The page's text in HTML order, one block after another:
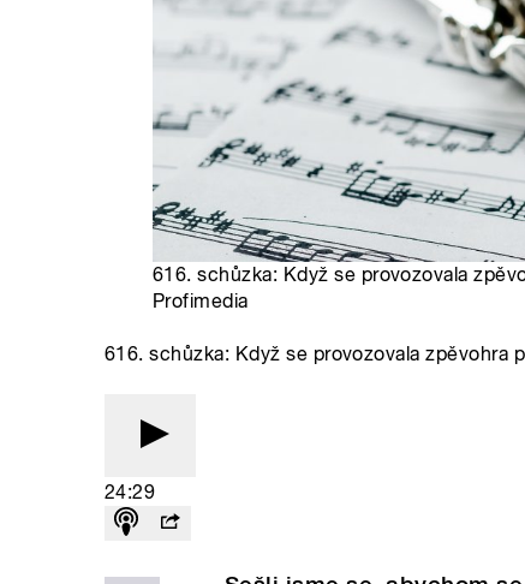
616. schůzka: Když se provozovala
Profimedia
616. schůzka: Když se provozovala zpěvohra
24:29